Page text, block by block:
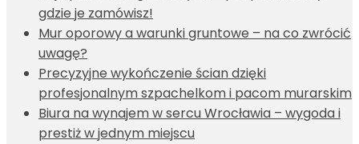
gdzie je zamówisz!
Mur oporowy a warunki gruntowe – na co zwrócić
uwagę?
Precyzyjne wykończenie ścian dzięki
profesjonalnym szpachelkom i pacom murarskim
Biura na wynajem w sercu Wrocławia – wygoda i
prestiż w jednym miejscu